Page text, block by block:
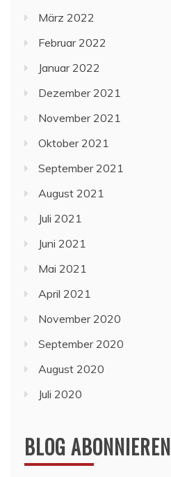
März 2022
Februar 2022
Januar 2022
Dezember 2021
November 2021
Oktober 2021
September 2021
August 2021
Juli 2021
Juni 2021
Mai 2021
April 2021
November 2020
September 2020
August 2020
Juli 2020
BLOG ABONNIEREN